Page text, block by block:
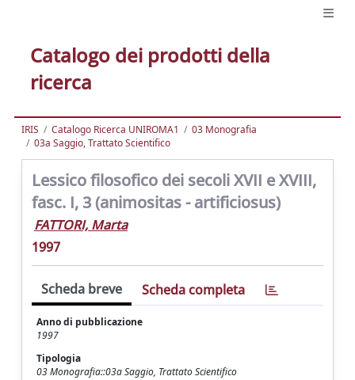
Catalogo dei prodotti della
ricerca
IRIS Catalogo Ricerca UNIROMA1
03 Monografia
03a Saggio, Trattato Scientifico
Lessico filosofico dei secoli XVII e XVIII,
fasc. I, 3 (animositas - artificiosus)
FATTORI, Marta
1997
Scheda breve Scheda completa
Anno di pubblicazione
1997
Tipologia
03 Monografia::03a Saggio, Trattato Scientifico